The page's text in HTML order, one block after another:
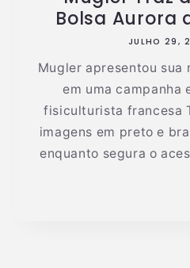
Bolsa Aurora
JULHO 29,
Mugler apresentou sua
em uma campanha
fisiculturista francesa
imagens em preto e
enquanto segura o